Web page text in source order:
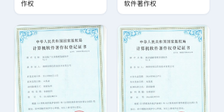
作权 软件著作权